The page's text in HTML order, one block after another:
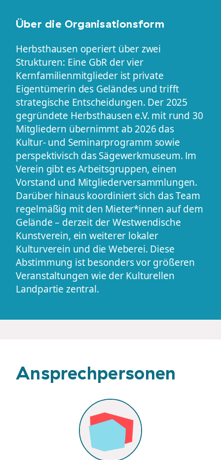
Über die Organisationsform
Herbsthausen operiert über zwei
Strukturen: Eine GbR der vier
Kernfamilienmitglieder ist private
Eigentümerin des Geländes und trifft
strategische Entscheidungen. Der 2025
gegründete Herbsthausen e.V. mit rund 30
Mitgliedern übernimmt ab 2026 das
Kultur- und Seminarprogramm sowie
perspektivisch das Sägewerkmuseum. Im
Verein gibt es Arbeitsgruppen, einen
Vorstand und Mitgliederversammlungen.
Darüber hinaus koordiniert sich das Team
regelmäßig mit den Mieter*innen auf dem
Gelände – derzeit der Westwendische
Kunstverein, ein weiterer lokaler
Kulturverein und die Weberei. Diese
Abstimmung ist besonders vor größeren
Veranstaltungen wie der Kulturellen
Landpartie zentral.
Ansprechpersonen